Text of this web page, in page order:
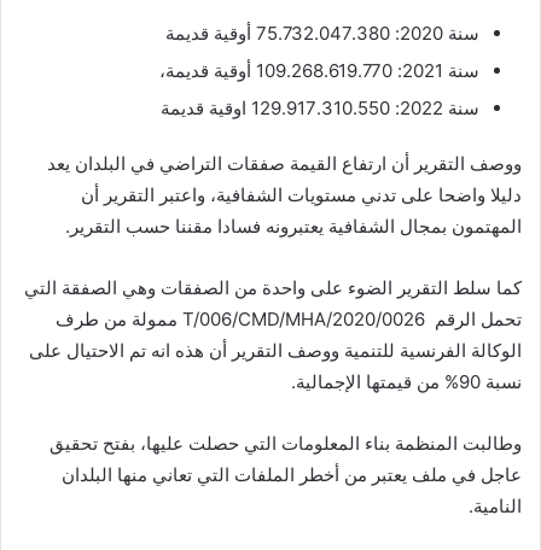
سنة 2020: 75.732.047.380 أوقية قديمة
سنة 2021: 109.268.619.770 أوقية قديمة،
سنة 2022: 129.917.310.550 اوقية قديمة
ووصف التقرير أن ارتفاع القيمة صفقات التراضي في البلدان يعد
دليلا واضحا على تدني مستويات الشفافية، واعتبر التقرير أن
المهتمون بمجال الشفافية يعتبرونه فسادا مقننا حسب التقرير.
كما سلط التقرير الضوء على واحدة من الصفقات وهي الصفقة التي
تحمل الرقم 0026/T/006/CMD/MHA/2020 ممولة من طرف
الوكالة الفرنسية للتنمية ووصف التقرير أن هذه انه تم الاحتيال على
نسبة 90%؜ من قيمتها الإجمالية.
وطالبت المنظمة بناء المعلومات التي حصلت عليها، بفتح تحقيق
عاجل في ملف يعتبر من أخطر الملفات التي تعاني منها البلدان
النامية.